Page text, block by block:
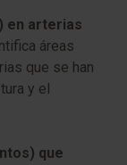
en arterias
áreas
que se han
y el
que